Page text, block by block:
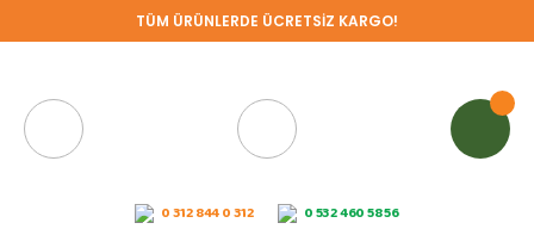
TÜM ÜRÜNLERDE ÜCRETSİZ KARGO!
0 312 844 0 312 0 532 460 58 56